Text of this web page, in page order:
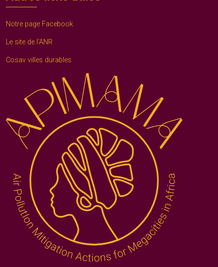
Notre page Facebook
Le site de l’ANR
Cosav villes durables